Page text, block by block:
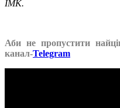
ІМК.
Аби не пропустити
канал-Telegram